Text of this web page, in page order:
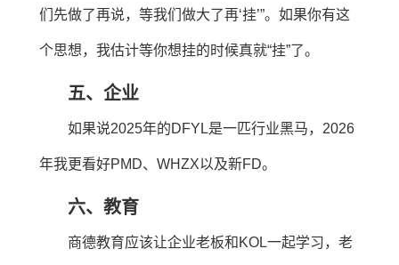
们先做了再说，等我们做大了再‘挂’”。如果你有这
个思想，我估计等你想挂的时候真就“挂”了。
五、企业
如果说2025年的DFYL是一匹行业黑马，2026
年我更看好PMD、WHZX以及新FD。
六、教育
商德教育应该让企业老板和KOL一起学习，老